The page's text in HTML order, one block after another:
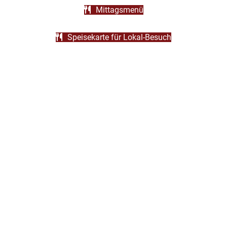
Mittagsmenü
Speisekarte für Lokal-Besuch